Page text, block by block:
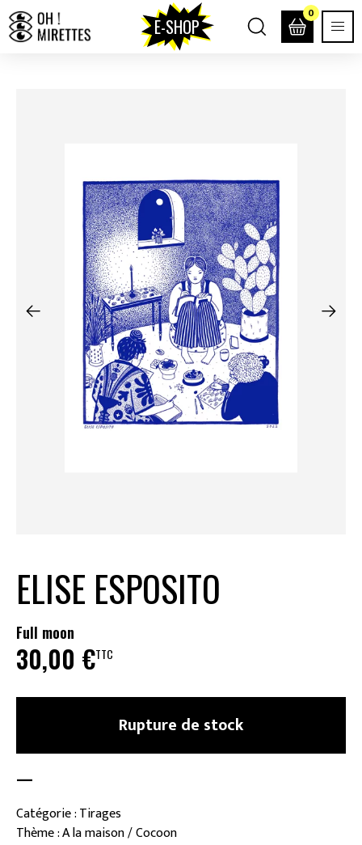
E-SHOP
0
ELISE ESPOSITO
Full moon
30,00 €TTC
Rupture de stock
—
Catégorie : Tirages
Thème : A la maison / Cocoon